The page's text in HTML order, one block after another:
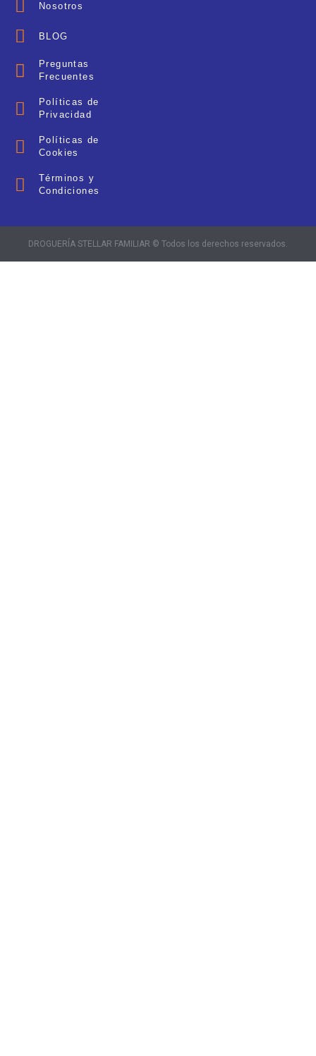
Nosotros
BLOG
Preguntas
Frecuentes
Políticas de
Privacidad
Políticas de
Cookies
Términos y
Condiciones
DROGUERÍA STELLAR FAMILIAR © Todos los derechos reservados.